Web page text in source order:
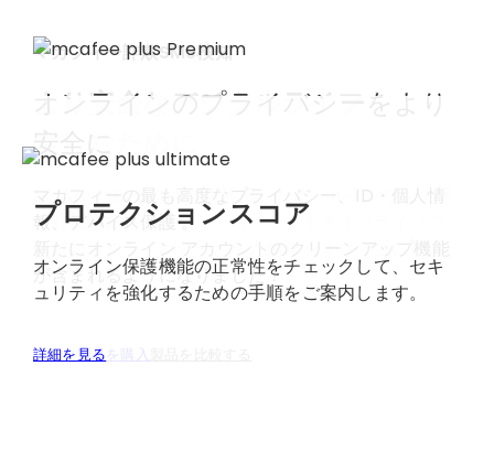
よりスマートな保護対策
詐欺被害を未然に防ぎましょう。危険なテキストメ
ッセージに対する自動検知機能と、QR コードのオン
ン、返信する前に詐欺を回避できます。
今すぐ製品を購入
マカフィー詐欺SMS検知
より安全なデジタルライフを
楽しむために
McAfee Smart AI™を活用したオールインワンの保
護対策機能を使用して、日々進化するオンラインの
しましょう。
今すぐ製品を購入
オンラインのプライバシーをより
安全に​
マカフィーの最も高度なプライバシー、ID・個人情
報、デバイス保護 。​
が含まれるようになりました！​
今すぐ製品を購入
プロテクションスコア
オンライン保護機能の正常性をチェックして、セキ
ュリティを強化するための手順をご案内します。
詳細を見る